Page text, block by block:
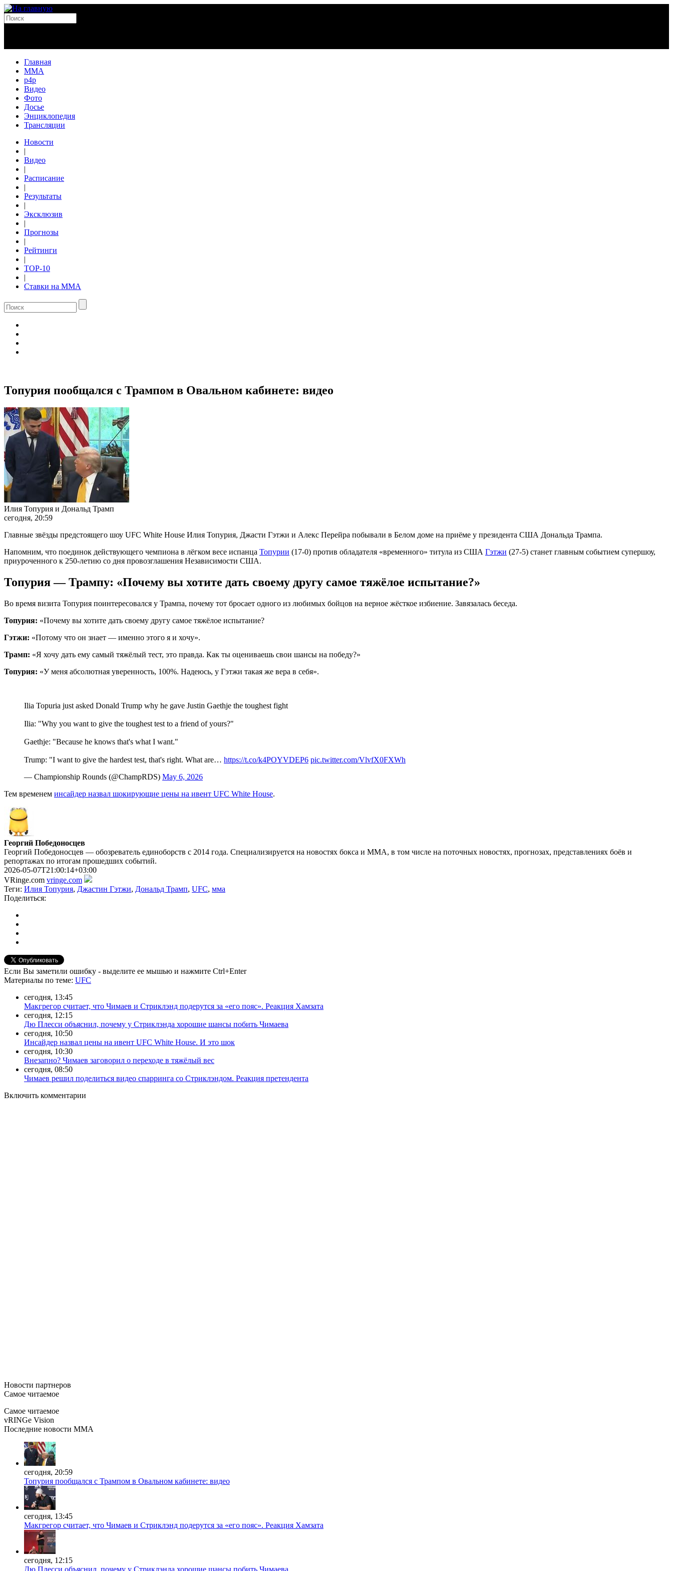
Главная
MMA
p4p
Видео
Фото
Досье
Энциклопедия
Трансляции
Новости
|
Видео
|
Расписание
|
Результаты
|
Эксклюзив
|
Прогнозы
|
Рейтинги
|
TOP-10
|
Ставки на ММА
Топурия пообщался с Трампом в Овальном кабинете: видео
Илия Топурия и Дональд Трамп
сегодня, 20:59
Главные звёзды предстоящего шоу UFC White House Илия Топурия, Джасти Гэтжи и Алекс Перейра побывали в Белом доме на приёме у президента США Дональда Трампа.
Напомним, что поединок действующего чемпиона в лёгком весе испанца Топурии (17-0) против обладателя «временного» титула из США Гэтжи (27-5) станет главным событием супершоу,
приуроченного к 250-летию со дня провозглашения Независимости США.
Топурия — Трампу: «Почему вы хотите дать своему другу самое тяжёлое испытание?»
Во время визита Топурия поинтересовался у Трампа, почему тот бросает одного из любимых бойцов на верное жёсткое избиение. Завязалась беседа.
Топурия: «Почему вы хотите дать своему другу самое тяжёлое испытание?
Гэтжи: «Потому что он знает — именно этого я и хочу».
Трамп: «Я хочу дать ему самый тяжёлый тест, это правда. Как ты оцениваешь свои шансы на победу?»
Топурия: «У меня абсолютная уверенность, 100%. Надеюсь, у Гэтжи такая же вера в себя».
Ilia Topuria just asked Donald Trump why he gave Justin Gaethje the toughest fight
Ilia: "Why you want to give the toughest test to a friend of yours?"
Gaethje: "Because he knows that's what I want."
Trump: "I want to give the hardest test, that's right. What are… https://t.co/k4POYVDEP6 pic.twitter.com/VlvfX0FXWh
— Championship Rounds (@ChampRDS) May 6, 2026
Тем временем инсайдер назвал шокирующие цены на ивент UFC White House.
Георгий Победоносцев
Георгий Победоносцев — обозреватель единоборств с 2014 года. Специализируется на новостях бокса и ММА, в том числе на поточных новостях, прогнозах, представлениях боёв и
репортажах по итогам прошедших событий.
2026-05-07T21:00:14+03:00
VRinge.com vringe.com
Теги: Илия Топурия, Джастин Гэтжи, Дональд Трамп, UFC, мма
Поделиться:
Если Вы заметили ошибку - выделите ее мышью и нажмите Ctrl+Enter
Материалы по теме: UFC
сегодня, 13:45
Макгрегор считает, что Чимаев и Стриклэнд подерутся за «его пояс». Реакция Хамзата
сегодня, 12:15
Дю Плесси объяснил, почему у Стриклэнда хорошие шансы побить Чимаева
сегодня, 10:50
Инсайдер назвал цены на ивент UFC White House. И это шок
сегодня, 10:30
Внезапно? Чимаев заговорил о переходе в тяжёлый вес
сегодня, 08:50
Чимаев решил поделиться видео спарринга со Стриклэндом. Реакция претендента
Включить комментарии
Новости партнеров
Самое читаемое
Самое читаемое
vRINGe Vision
Последние новости MMA
сегодня, 20:59
Топурия пообщался с Трампом в Овальном кабинете: видео
сегодня, 13:45
Макгрегор считает, что Чимаев и Стриклэнд подерутся за «его пояс». Реакция Хамзата
сегодня, 12:15
Дю Плесси объяснил, почему у Стриклэнда хорошие шансы побить Чимаева